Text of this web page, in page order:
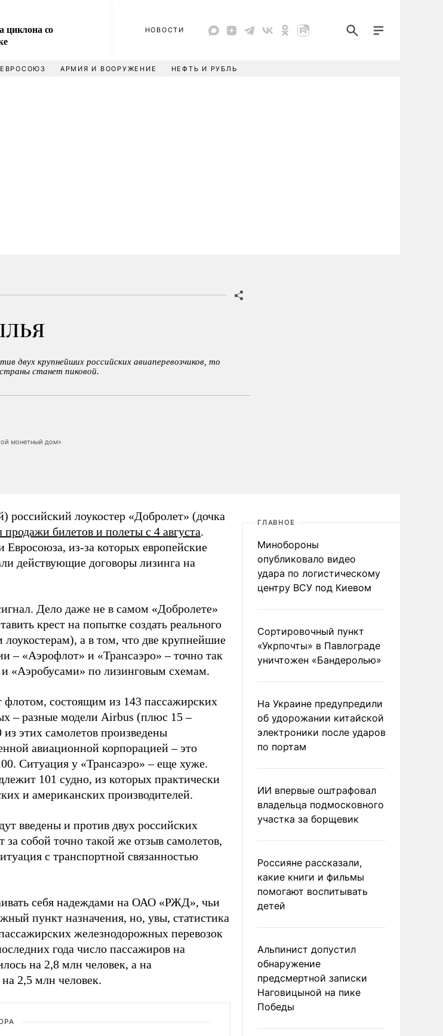
циклона со
НОВОСТИ
ЕВРОСОЮЗ АРМИЯ И ВООРУЖЕНИЕ НЕФТЬ И РУБЛЬ
двух крупнейших российских авиаперевозчиков, то
станет пиковой.
монетный дом»
российский лоукостер «Добролет» (дочка
продажи билетов и полеты с 4 августа.
из-за которых европейские
действующие договоры лизинга на
Дело даже не в самом «Добролете»
крест на попытке создать реального
лоукостерам), а в том, что две крупнейшие
– «Аэрофлот» и «Трансаэро» – точно так
«Аэробусами» по лизинговым схемам.
флотом, состоящим из 143 пассажирских
– разные модели Airbus (плюс 15 –
этих самолетов произведены
авиационной корпорацией – это
Ситуация у «Трансаэро» – еще хуже.
101 судно, из которых практически
и американских производителей.
введены и против двух российских
за собой точно такой же отзыв самолетов,
с транспортной связанностью
себя надеждами на ОАО «РЖД», чьи
пункт назначения, но, увы, статистика
железнодорожных перевозок
года число пассажиров на
на 2,8 млн человек, а на
2,5 млн человек.
ГЛАВНОЕ
Минобороны
опубликовало видео
удара по логистическому
центру ВСУ под Киевом
Сортировочный пункт
«Укрпочты» в Павлограде
уничтожен «Бандеролью»
На Украине предупредили
об удорожании китайской
электроники после ударов
по портам
ИИ впервые оштрафовал
владельца подмосковного
участка за борщевик
Россияне рассказали,
какие книги и фильмы
помогают воспитывать
детей
Альпинист допустил
обнаружение
предсмертной записки
Наговицыной на пике
Победы